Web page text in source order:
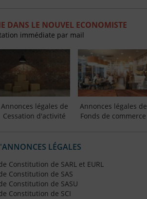
DANS LE NOUVEL ECONOMISTE
immédiate par mail
Annonces légales de
Cessation d'activité
Annonces légales de
Fonds de commerce
LÉGALES
Constitution de SARL et EURL
Constitution de SAS
Constitution de SASU
Constitution de SCI